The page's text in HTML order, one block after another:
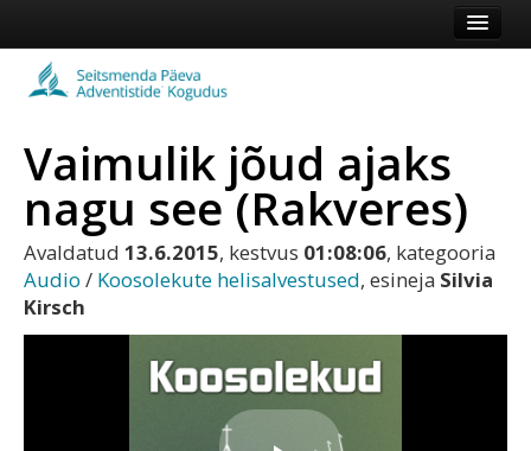
Koduleht
Vaata veel
Logi sisse või registreeru
Vaimulik jõud ajaks
nagu see (Rakveres)
Avaldatud 13.6.2015, kestvus 01:08:06, kategooria
Audio / Koosolekute helisalvestused, esineja Silvia
Kirsch